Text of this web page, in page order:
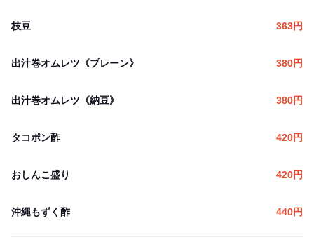
枝豆 363円
出汁巻オムレツ《プレーン》 380円
出汁巻オムレツ《納豆》 380円
タコポン酢 420円
おしんこ盛り 420円
沖縄もずく酢 440円